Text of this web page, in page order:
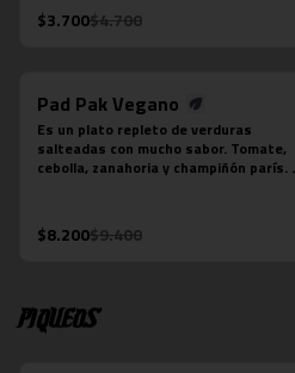
$3.700$4.700
Pad Pak Vegano
Es un plato repleto de verduras
salteadas con mucho sabor. Tomate,
cebolla, zanahoria y champiñón parís.
de arroz jazmín.  Foto referencial, el
tofu es un extra.
$8.200$9.400
Piqueos